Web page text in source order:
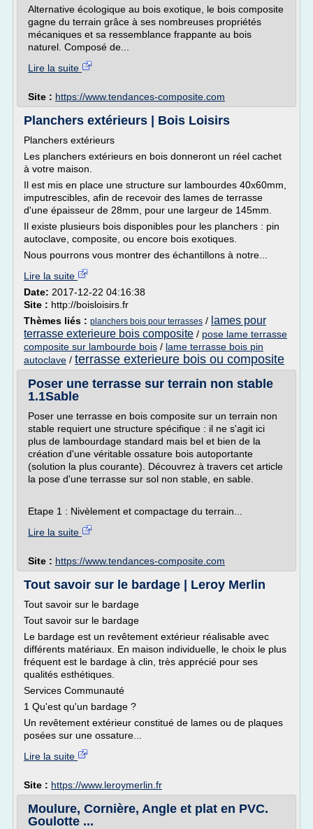
Alternative écologique au bois exotique, le bois composite
gagne du terrain grâce à ses nombreuses propriétés
mécaniques et sa ressemblance frappante au bois
naturel. Composé de...
Lire la suite
Site : https://www.tendances-composite.com
Planchers extérieurs | Bois Loisirs
Planchers extérieurs
Les planchers extérieurs en bois donneront un réel cachet
à votre maison.
Il est mis en place une structure sur lambourdes 40x60mm,
imputrescibles, afin de recevoir des lames de terrasse
d'une épaisseur de 28mm, pour une largeur de 145mm.
Il existe plusieurs bois disponibles pour les planchers : pin
autoclave, composite, ou encore bois exotiques.
Nous pourrons vous montrer des échantillons à notre...
Lire la suite
Date: 2017-12-22 04:16:38
Site : http://boisloisirs.fr
Thèmes liés : planchers bois pour terrasses / lames pour
terrasse exterieure bois composite / pose lame terrasse
composite sur lambourde bois / lame terrasse bois pin
autoclave / terrasse exterieure bois ou composite
Poser une terrasse sur terrain non stable
1.1Sable
Poser une terrasse en bois composite sur un terrain non
stable requiert une structure spécifique : il ne s'agit ici
plus de lambourdage standard mais bel et bien de la
création d'une véritable ossature bois autoportante
(solution la plus courante). Découvrez à travers cet article
la pose d'une terrasse sur sol non stable, en sable.
Etape 1 : Nivèlement et compactage du terrain...
Lire la suite
Site : https://www.tendances-composite.com
Tout savoir sur le bardage | Leroy Merlin
Tout savoir sur le bardage
Tout savoir sur le bardage
Le bardage est un revêtement extérieur réalisable avec
différents matériaux. En maison individuelle, le choix le plus
fréquent est le bardage à clin, très apprécié pour ses
qualités esthétiques.
Services Communauté
1 Qu'est qu'un bardage ?
Un revêtement extérieur constitué de lames ou de plaques
posées sur une ossature...
Lire la suite
Site : https://www.leroymerlin.fr
Moulure, Cornière, Angle et plat en PVC.
Goulotte ...